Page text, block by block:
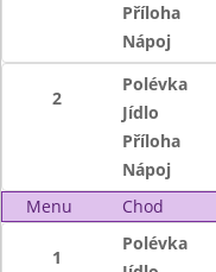
Příloha
Nápoj
2
Polévka
Jídlo
Příloha
Nápoj
Menu
Chod
1
Polévka